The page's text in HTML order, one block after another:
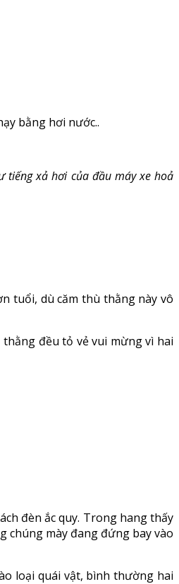
bằng hơi nước..
tiếng xả hơi của đầu máy xe hoả
tuổi, dù căm thù thằng này vô
đều tỏ vẻ vui mừng vì hai
đèn ắc quy. Trong hang thấy
chúng mày đang đứng bay vào
loại quái vật, bình thường hai